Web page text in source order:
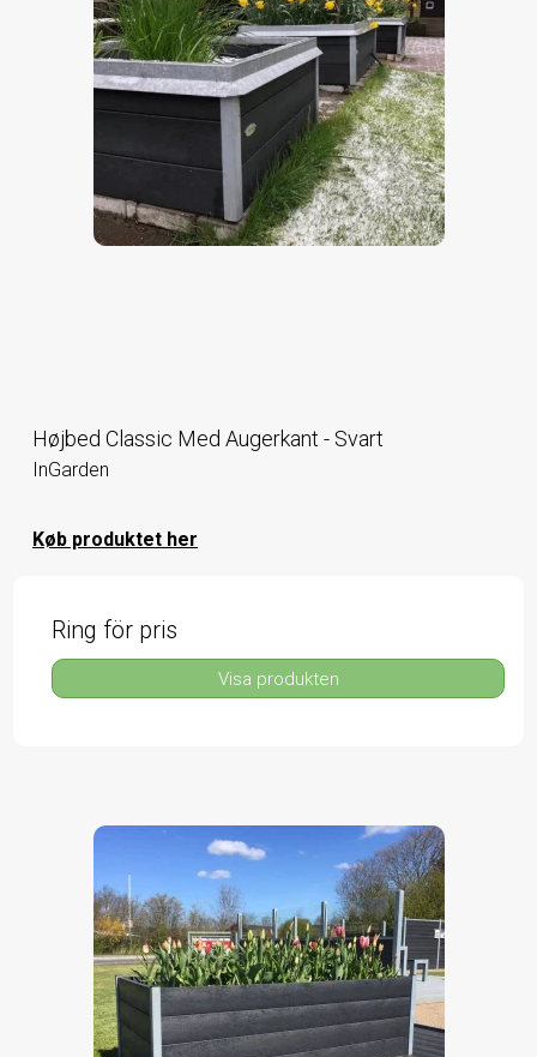
Højbed Classic Med Augerkant - Svart
InGarden
Køb produktet her
Ring för pris
Visa produkten